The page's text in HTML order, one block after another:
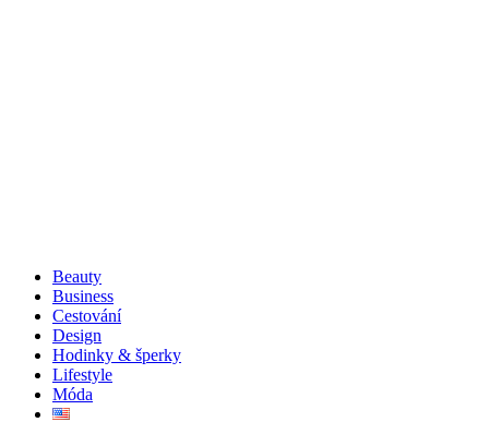
Beauty
Business
Cestování
Design
Hodinky & šperky
Lifestyle
Móda